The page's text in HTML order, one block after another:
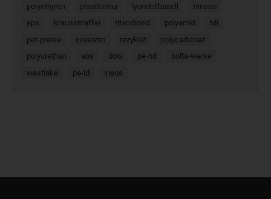
polyethylen
plastforma lyondellbasell
trinseo
eps
kraussmaffei titandioxid polyamid
tdi
pet-preise
covestro rezyklat
polycarbonat
polyurethan
abs dow pe-hd
bolta-werke
westlake
pe-ld ineos